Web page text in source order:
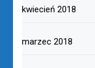
kwiecień 2018
marzec 2018